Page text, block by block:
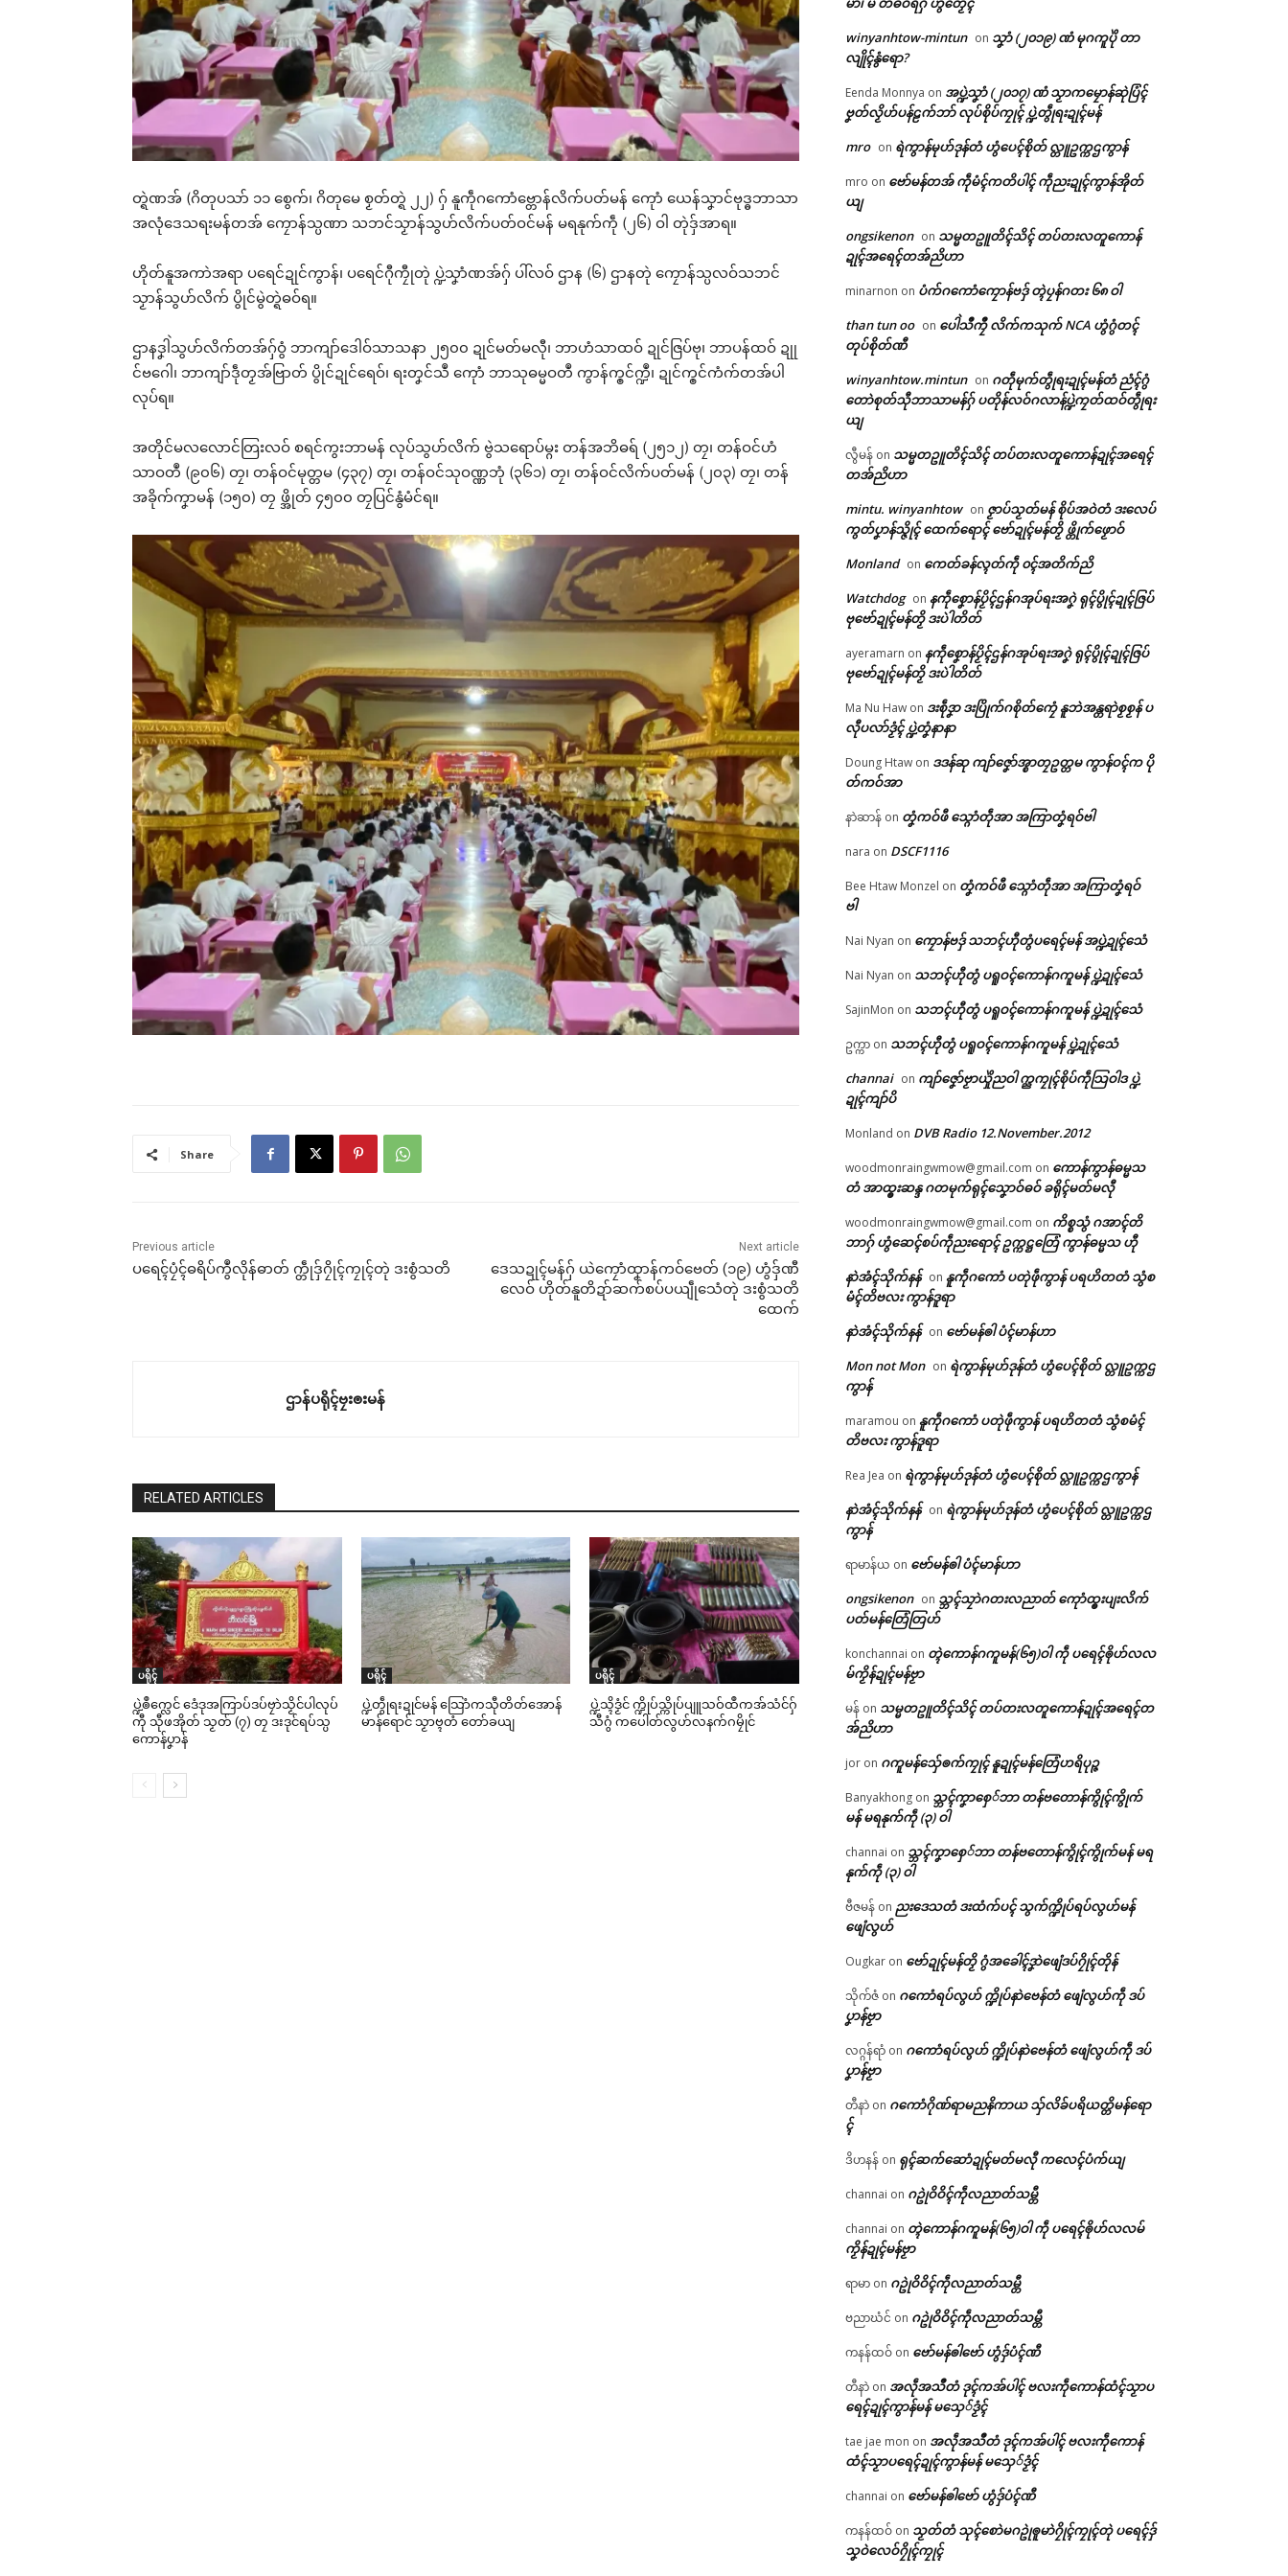
ဌာန်ပရိုၚ်ဗၠးၜးမန်
🏛 လညာတ်ပါ်ပဲါ
ညးဒါန်လိက်
ဗွဳဒဳယဵု
ကေတ်အဆက်
© ဌာန်ပရိုၚ်ဗၠးၜးမန်
Related
ဥဒါန် ကဝ်လိက်ကောန်ဂ
ကူမန်
February 14, 2026
In "ပရိုၚ်"
ကၠောန်သ္ပအသေအဟာန်
သ္ဘၚ်ကလေင်လိက်-သွဟ်
လိက် ဂကောံဂိုဏ်ဝိနယ
သဒ္ဓမ္မာလင်္ကာရ ပွိုင်ဍုင်
လှာဒကှ် မရနုက်ကဵု (၅၂)
ဝါ ပ္ဍဲကွာန်သၞေဟ်သြောံ
January 23, 2026
စှ်ေဘာဥတုက္ညင် ကွာန်ဝင်
ကသၞာံဏံ သၟာဒယှ်ေဒွက်
မန်ဒယှ်ဂမၠိုင် ဒယှ်ေလဟိ
င်ကဵုဒွက်ကီုဏောင်
May 19, 2026
တ္ရဲဏအ် (ဂိတုပသာ် ၁၁ စွေက်၊ ဂိတုမေ စၟတ်တ္ရဲ ၂၂) ဂှ် နူကဵုဂကောံဗ္တောန်လိက်ပတ်မန် ကေုာံ ယေန်သၞာင်ဗုဒ္ဓဘာသာ
အလုံဒေသရးမန်တအ် ကၠောန်သ္ပဏာ သဘင်သၟာန်သွဟ်လိက်ပတ်ဝင်မန် မရနုက်ကဵု (၂၆) ဝါ တုဲဒှ်အာရ။
ဟိုတ်နူအကာဲအရာ ပရေင်ဍုင်ကွာန်၊ ပရေင်ဂီုကၠီုတုဲ ပ္ဍဲသၞာံဏအ်ဂှ် ပါ်လဝ် ဌာန (၆) ဌာနတုဲ ကၠောန်သ္ပလဝ်သဘင်
သၟာန်သွဟ်လိက် ပွိုင်မွဲတ္ရဲဓဝ်ရ။
ဌာနဒၞါဲသွဟ်လိက်တအ်ဂှ်ဝွံ ဘာကျာ်ဒေါဝ်သာသနာ ၂၅၀၀ ဍုင်မတ်မလီု၊ ဘာဟံသာထဝ် ဍုင်ဇြပ်ဗု၊ ဘာပန်ထဝ် ဍုု
င်ဗဂေါ၊ ဘာကျာ်ဒဵုတၟအ်ဗြာတ် ပွိုင်ဍုင်ရေဝ်၊ ရးတၞင်သဳ ကေုာံ ဘာသုဓမ္မဝတဳ ကွာန်က္ၜင်က္ဍဳ၊ ဍုင်က္ၜင်ကံက်တအ်ပါ
လုပ်ရ။
အတိုင်မလလောင်တြးလဝ် စရင်ကွးဘာမန် လုပ်သွဟ်လိက် ဗွဲသရောပ်မ္ဂး တန်အဘိဓရ် (၂၅၁၂) တၠ၊ တန်ဝင်ဟံ
သာဝတဳ (၉၀၆) တၠ၊ တန်ဝင်မုတ္တမ (၄၃၇) တၠ၊ တန်ဝင်သုဝဏ္ဏဘုံ (၃၆၁) တၠ၊ တန်ဝင်လိက်ပတ်မန် (၂၀၃) တၠ၊ တန်
အခိုက်ကၞာမန် (၁၅၀) တၠ ဖ္အိုတ် ၄၅၀၀ တၠပြင်နွံမံင်ရ။
Share
Previous article
ပရေၚ်ပၠံၚ်ဓရိပ်ကွဳလိုန်ဓာတ် က္တဵုဒှ်ဂၠိုၚ်ကၠုၚ်တုဲ ဒးစွံသတိ
Next article
ဒေသဍုၚ်မန်ဂှ် ယဲကၠောံထၞာန်ကဝ်ဗေတ် (၁၉) ဟွံဒှ်ဏီ
လေဝ် ဟိုတ်နူတိဍာ်ဆက်စပ်ပယျဵုသေံတုဲ ဒးစွံသတိ
ထေက်
ဌာန်ပရိုၚ်ဗၠးၜးမန်
RELATED ARTICLES
ပရိုၚ်
ပ္ဍဲၜဳက္လေင် ဒေံဒုအကြာပ်ဒပ်ဗၠာဲသၟိင်ပါလုပ်
ကီု သီုဖအိုတ် သၟတ် (၇) တၠ ဒးဒုင်ရပ်သ္ပ
ကောန်ပၞာန်
ပရိုၚ်
ပ္ဍဲတွဵုရးဍုင်မန် သြောံကသီုတိတ်အောန်
မာန်ရောင် သၟာဗ္ၚတံ တော်ခယျ
ပရိုၚ်
ပ္ဍဲသ္ၚိဒၟံင် က္ဍိုပ်သ္ကိုပ်ပျူသဝ်ထဳကအ်သံင်ဂှ်
သီဂွံ ကပေါတ်လွဟ်လနက်ဂမၠိုင်
winyanhtow-mintun on သၞာံ (၂၀၁၉) ဏံ မုဂကူပိုဲ တာ
လျိုၚ်နွံရော?
Eenda Monnya on အပ္ဍဲသၞာံ (၂၀၁၇) ဏံ သၟာကမၠောန်ဆုဲပြံၚ်
ဗၞတ်လၟိဟ်ပန်ဠက်ဘာ် လုပ်စိုပ်ကၠုၚ် ပ္ဍဲတွဵုရးဍုၚ်မန်
mro on ရဲကွာန်မုဟ်ဒုန်တံ ဟွံပေၚ်စိုတ် လ္တူဥက္ကဌကွာန်
mro on ဗော်မန်တအ် ကဵုမံၚ်ကတိပါၚ် ကဵုညးဍုၚ်ကွာန်အိုတ်
ယျ
ongsikenon on သမ္မတဥူတိၚ်သိၚ် တပ်တးလတူကောန်
ဍုၚ်အရေၚ်တအ်ညိဟာ
minarnon on ပံက်ဂကောံကၠောန်ဗဒှ် တ္ၚဲပၠန်ဂတး ၆၈ ဝါ
than tun oo on ပေါဲသဳကၠဳ လိက်ကသုက် NCA ဟွံဂွံတၚ်
တုပ်စိုတ်ဏီ
winyanhtow.mintun on ဂတဵုမုက်တွဵုရးဍုၚ်မန်တံ ညံၚ်ဂွံ
တောဲစုတ်သီုဘာသာမန်ဂှ် ပတိုန်လဝ်ဂလာန်ပ္ဍဲကၠတ်ထဝ်တွဵုရး
ယျ
လွီမန် on သမ္မတဥူတိၚ်သိၚ် တပ်တးလတူကောန်ဍုၚ်အရေၚ်
တအ်ညိဟာ
mintu. winyanhtow on ဇၟာပ်သၟတ်မန် စိုပ်အဝဲတံ ဒးလေပ်
ကွတ်ပၞာန်သ္ဇိုၚ် ထေက်ရောၚ် ဗော်ဍုၚ်မန်တၟိ ဖ္တိုက်ဖၟောဝ်
Monland on ကေတ်ခန်လ္ၚတ်ကဵု ၀ၚ်အတိက်ညိ
Watchdog on နကဵုစၞောန်ပၟိၚ်ဌန်ဂအုပ်ရးအဂၞဲ ရုၚ်ပွိုၚ်ဍုၚ်ဇြပ်
ဗုဗော်ဍုၚ်မန်တၟိ ဒးပဲါတိတ်
ayeramarn on နကဵုစၞောန်ပၟိၚ်ဌန်ဂအုပ်ရးအဂၞဲ ရုၚ်ပွိုၚ်ဍုၚ်ဇြပ်
ဗုဗော်ဍုၚ်မန်တၟိ ဒးပဲါတိတ်
Ma Nu Haw on ဒးစဵုဒၞာ ဒးပြိုက်ဂစိုတ်ကၠေံ နူဘဲအန္တရာဲစၟစၟန် ပ
လီုပလာ်ဒၟံၚ် ပ္ဍဲတၞံနာနာ
Doung Htaw on ဒဒန်ဆု ကျာ်ဇၞော်အ္စာတၠဥတ္တမ ကွာန်ဝၚ်က ပို
တ်ကဝ်အာ
နာဲဆာန် on တၞံကဝ်ဖီ သ္ဂောံတဵုအာ အကြာတၞံရဝ်ဗါ
nara on DSCF1116
Bee Htaw Monzel on တၞံကဝ်ဖီ သ္ဂောံတဵုအာ အကြာတၞံရဝ်
ဗါ
Nai Nyan on ကၠောန်ဗဒှ် သဘၚ်ဟီုတွံပရေၚ်မန် အပ္ဍဲဍုၚ်သေံ
Nai Nyan on သဘၚ်ဟီုတွံ ပရူဝၚ်ကောန်ဂကူမန် ပ္ဍဲဍုၚ်သေံ
SajinMon on သဘၚ်ဟီုတွံ ပရူဝၚ်ကောန်ဂကူမန် ပ္ဍဲဍုၚ်သေံ
ဥက္ကာ on သဘၚ်ဟီုတွံ ပရူဝၚ်ကောန်ဂကူမန် ပ္ဍဲဍုၚ်သေံ
channai on ကျာ်ဇၞော်ဗၟာယှိုဲညဝါ က္ညကၠုၚ်စိုပ်ကဵုသြဝါဒ ပ္ဍဲ
ဍုၚ်ကျာ်ပိ
Monland on DVB Radio 12.November.2012
woodmonraingwmow@gmail.com on ကောန်ကွာန်ဓမ္မသ
တံ အာထ္ၜးဆန္ဒ ဂတမုက်ရုၚ်သၞောဝ်ဓဝ် ခရိုၚ်မတ်မလီု
woodmonraingwmow@gmail.com on ကိစ္စသွံ ဂအာၚ်တိ
ဘာဂှ် ဟွံဆေၚ်စပ်ကဵုညးရောၚ် ဥက္ကဋ္ဌတြေံ ကွာန်ဓမ္မသ ဟီု
နာဲအံၚ်သိုက်နန် on နူကဵုဂကောံ ပတုဲဖဵုကွာန် ပရဟိတတံ သွံစ
မံၚ်တိဗလး ကွာန်ဒူရာ
နာဲအံၚ်သိုက်နန် on ဗော်မန်ၜါ ပံၚ်မာန်ဟာ
Mon not Mon on ရဲကွာန်မုဟ်ဒုန်တံ ဟွံပေၚ်စိုတ် လ္တူဥက္ကဌ
ကွာန်
maramou on နူကဵုဂကောံ ပတုဲဖဵုကွာန် ပရဟိတတံ သွံစမံၚ်
တိဗလး ကွာန်ဒူရာ
Rea Jea on ရဲကွာန်မုဟ်ဒုန်တံ ဟွံပေၚ်စိုတ် လ္တူဥက္ကဌကွာန်
နာဲအံၚ်သိုက်နန် on ရဲကွာန်မုဟ်ဒုန်တံ ဟွံပေၚ်စိုတ် လ္တူဥက္ကဌ
ကွာန်
ရာမာန်ယ on ဗော်မန်ၜါ ပံၚ်မာန်ဟာ
ongsikenon on သ္ဘၚ်သၠာဲဂတးလညာတ် ကေုာံထ္ၜးပျးလိက်
ပတ်မန်တြေံတြဟ်
konchannai on တ္ၚဲကောန်ဂကူမန်(၆၅)ဝါ ကဵု ပရေၚ်ၜိုဟ်လလ
မ်ကၟိန်ဍုၚ်မန်ဗၟာ
မန် on သမ္မတဥူတိၚ်သိၚ် တပ်တးလတူကောန်ဍုၚ်အရေၚ်တ
အ်ညိဟာ
jor on ဂကူမန်​သှ်ေၜက်ကၠုၚ် နူဍုၚ်မန်တြေံဟရိပုဉ္ဇ
Banyakhong on သ္ဘၚ်ကၞာစှေ်ဘာ တန်ဗတောန်ကွိုၚ်ကွိုက်
မန် မရနုက်ကဵု (၃) ဝါ
channai on သ္ဘၚ်ကၞာစှေ်ဘာ တန်ဗတောန်ကွိုၚ်ကွိုက်မန် မရ
နုက်ကဵု (၃) ဝါ
ဗီဇမန် on ညးဒေသတံ ဒးထံက်ပၚ် သွက်က္ဍိုပ်ရပ်လွဟ်မန်
ဖျေံလွဟ်
Ougkar on ဗော်ဍုၚ်မန်တၟိ ဂွံအခေါၚ်ဒၞာဲဖျေံဒပ်ဂၠိုၚ်တိုန်
သိုက်ဇံ on ဂကောံရပ်လွဟ် က္ဍိုပ်နာဲဗေန်တံ ဖျေံလွဟ်ကဵု ဒပ်
ပၞာန်ဗၟာ
လဂ္ဂန်ရာံ on ဂကောံရပ်လွဟ် က္ဍိုပ်နာဲဗေန်တံ ဖျေံလွဟ်ကဵု ဒပ်
ပၞာန်ဗၟာ
တီနာဲ on ဂကောံဂိုဏ်ရာမညနိကာယ သှ်လိခ်ပရိယတ္တိမန်ရော
ၚ်
ဒိဟနန် on ရုၚ်ဆက်ဆောံဍုၚ်မတ်မလီု ကလေၚ်ပံက်ယျ
channai on ဂဥုဲဝိဝိၚ်ကဵုလညာတ်သမ္တီ
channai on တ္ၚဲကောန်ဂကူမန်(၆၅)ဝါ ကဵု ပရေၚ်ၜိုဟ်လလမ်
ကၟိန်ဍုၚ်မန်ဗၟာ
ရာမာ on ဂဥုဲဝိဝိၚ်ကဵုလညာတ်သမ္တီ
ဗညာဃံင် on ဂဥုဲဝိဝိၚ်ကဵုလညာတ်သမ္တီ
ကနန်ထဝ် on ဗော်မန်ၜါဗော် ဟွံဒှ်ပံၚ်ဏီ
တီနာဲ on အလဵုအသဳတံ ဒုၚ်ကအ်ပါၚ် ဗလးကဵုကောန်ထံၚ်သၟာပ
ရေၚ်ဍုၚ်ကွာန်မန် မသှေ်ဒၟံၚ်
tae jae mon on အလဵုအသဳတံ ဒုၚ်ကအ်ပါၚ် ဗလးကဵုကောန်
ထံၚ်သၟာပရေၚ်ဍုၚ်ကွာန်မန် မသှေ်ဒၟံၚ်
channai on ဗော်မန်ၜါဗော် ဟွံဒှ်ပံၚ်ဏီ
ကနန်ထဝ် on သၟတ်တံ သုၚ်စောဲမဂဥုဲၜူမာဲဂၠိုၚ်ကၠုၚ်တုဲ ပရေၚ်ဒှ်
သၞဝဲလေဝ်ဂၠိုၚ်ကၠုၚ်